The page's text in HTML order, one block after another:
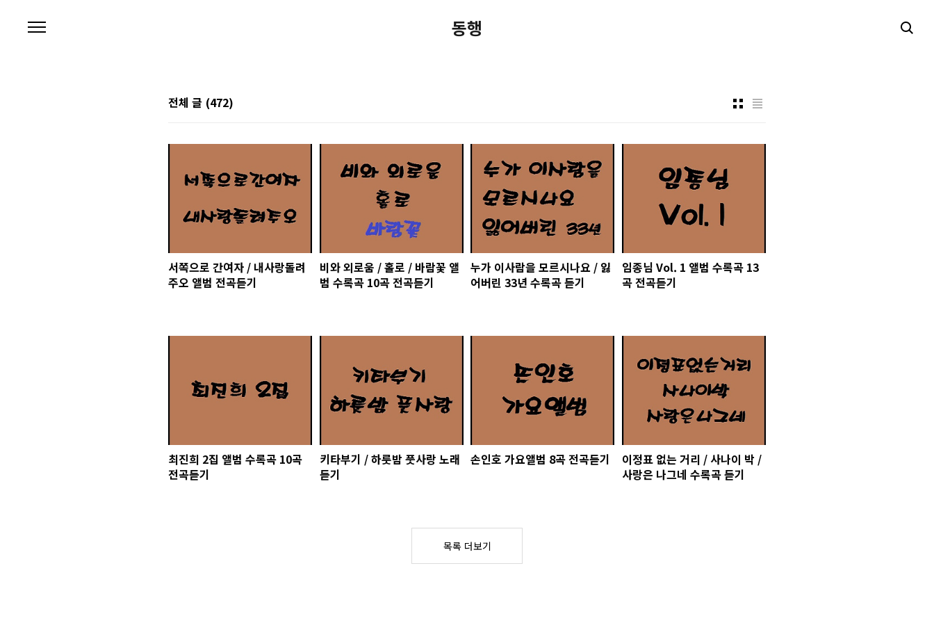
동행
전체 글 (472)
서쪽으로 간여자 / 내사랑돌려
주오 앨범 전곡듣기
비와 외로움 / 홀로 / 바람꽃 앨
범 수록곡 10곡 전곡듣기
누가 이사람을 모르시나요 / 잃
어버린 33년 수록곡 듣기
임종님 Vol. 1 앨범 수록곡 13
곡 전곡듣기
최진희 2집 앨범 수록곡 10곡
전곡듣기
키타부기 / 하룻밤 풋사랑 노래
듣기
손인호 가요앨범 8곡 전곡듣기
이정표 없는 거리 / 사나이 박 /
사랑은 나그네 수록곡 듣기
목록 더보기